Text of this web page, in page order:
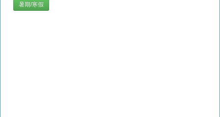
暑期/寒假